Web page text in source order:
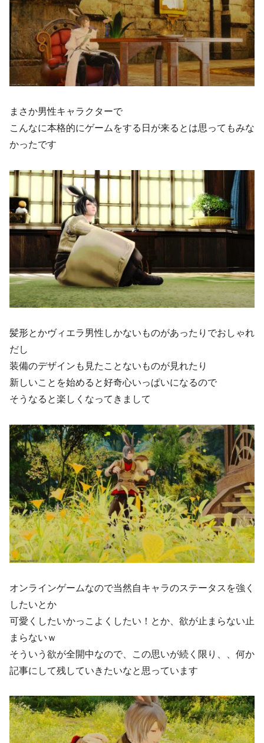
まさか男性キャラクターで
こんなに本格的にゲームをする日が来るとは思ってもみな
かったです
髪形とかヴィエラ男性しかないものがあったりでおしゃれ
だし
装備のデザインも見たことないものが見れたり
新しいことを始めると好奇心いっぱいになるので
そうなると楽しくなってきまして
オンラインゲームなので当然自キャラのステータスを強く
したいとか
可愛くしたいかっこよくしたい！とか、欲が止まらない止
まらないｗ
そういう欲が全開中なので、この思いが続く限り、、何か
記事にして残していきたいなと思っています